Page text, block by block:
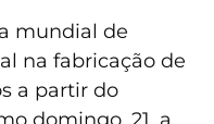
mundial de
na fabricação de
a partir do